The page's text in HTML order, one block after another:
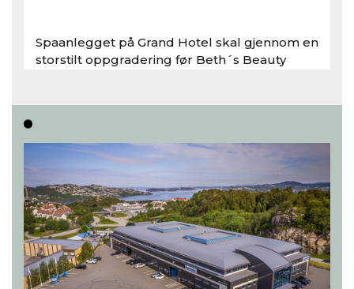
Spaanlegget på Grand Hotel skal gjennom en
storstilt oppgradering før Beth´s Beauty
Les hele artikkelen